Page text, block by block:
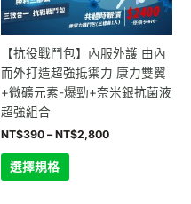
【抗役戰鬥包】內服外護 由內
而外打造超強抵禦力 康力雙翼
+微礦元素-爆勁+奈米銀抗菌液
超強組合
NT$390 – NT$2,800
選擇規格
式。
可
在
產
品
選